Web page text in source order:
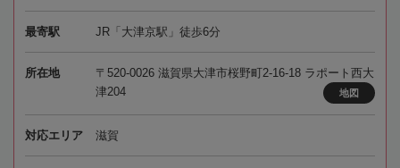
最寄駅 JR「大津京駅」徒歩6分
所在地
〒520-0026 滋賀県大津市桜野町2-16-18 ラポート西大
津204
地図
対応エリア 滋賀